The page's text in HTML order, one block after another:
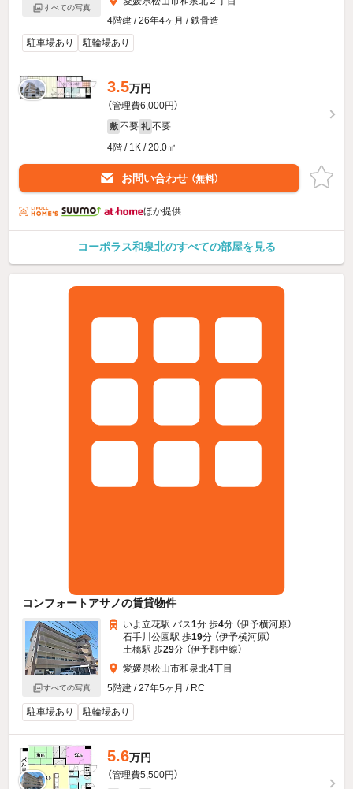
すべての写真
4階建 / 26年4ヶ月 / 鉄骨造
駐車場あり
駐輪場あり
3.5万円
（管理費6,000円）
敷 不要 礼 不要
4階 / 1K / 20.0㎡
お問い合わせ （無料）
ほか提供
コーポラス和泉北のすべての部屋を見る
コンフォートアサノの賃貸物件
すべての写真
いよ立花駅 バス1分 歩4分 （伊予横河原）
石手川公園駅 歩19分 （伊予横河原）
土橋駅 歩29分 （伊予郡中線）
愛媛県松山市和泉北4丁目
5階建 / 27年5ヶ月 / RC
駐車場あり 駐輪場あり
5.6万円
（管理費5,500円）